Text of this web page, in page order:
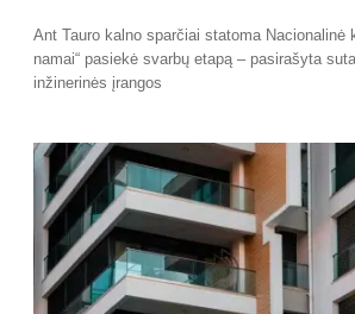
Ant Tauro kalno sparčiai statoma Nacionalinė
namai“ pasiekė svarbų etapą – pasirašyta
inžinerinės įrangos